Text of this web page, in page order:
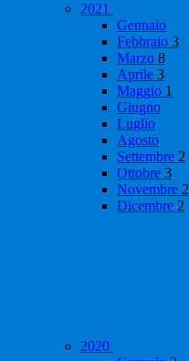
2021
Gennaio
Febbraio 3
Marzo 8
Aprile 3
Maggio 1
Giugno
Luglio
Agosto
Settembre 2
Ottobre 3
Novembre 2
Dicembre 2
2020